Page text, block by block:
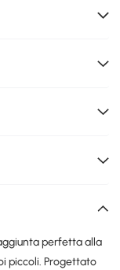
perfetta alla
piccoli. Progettato